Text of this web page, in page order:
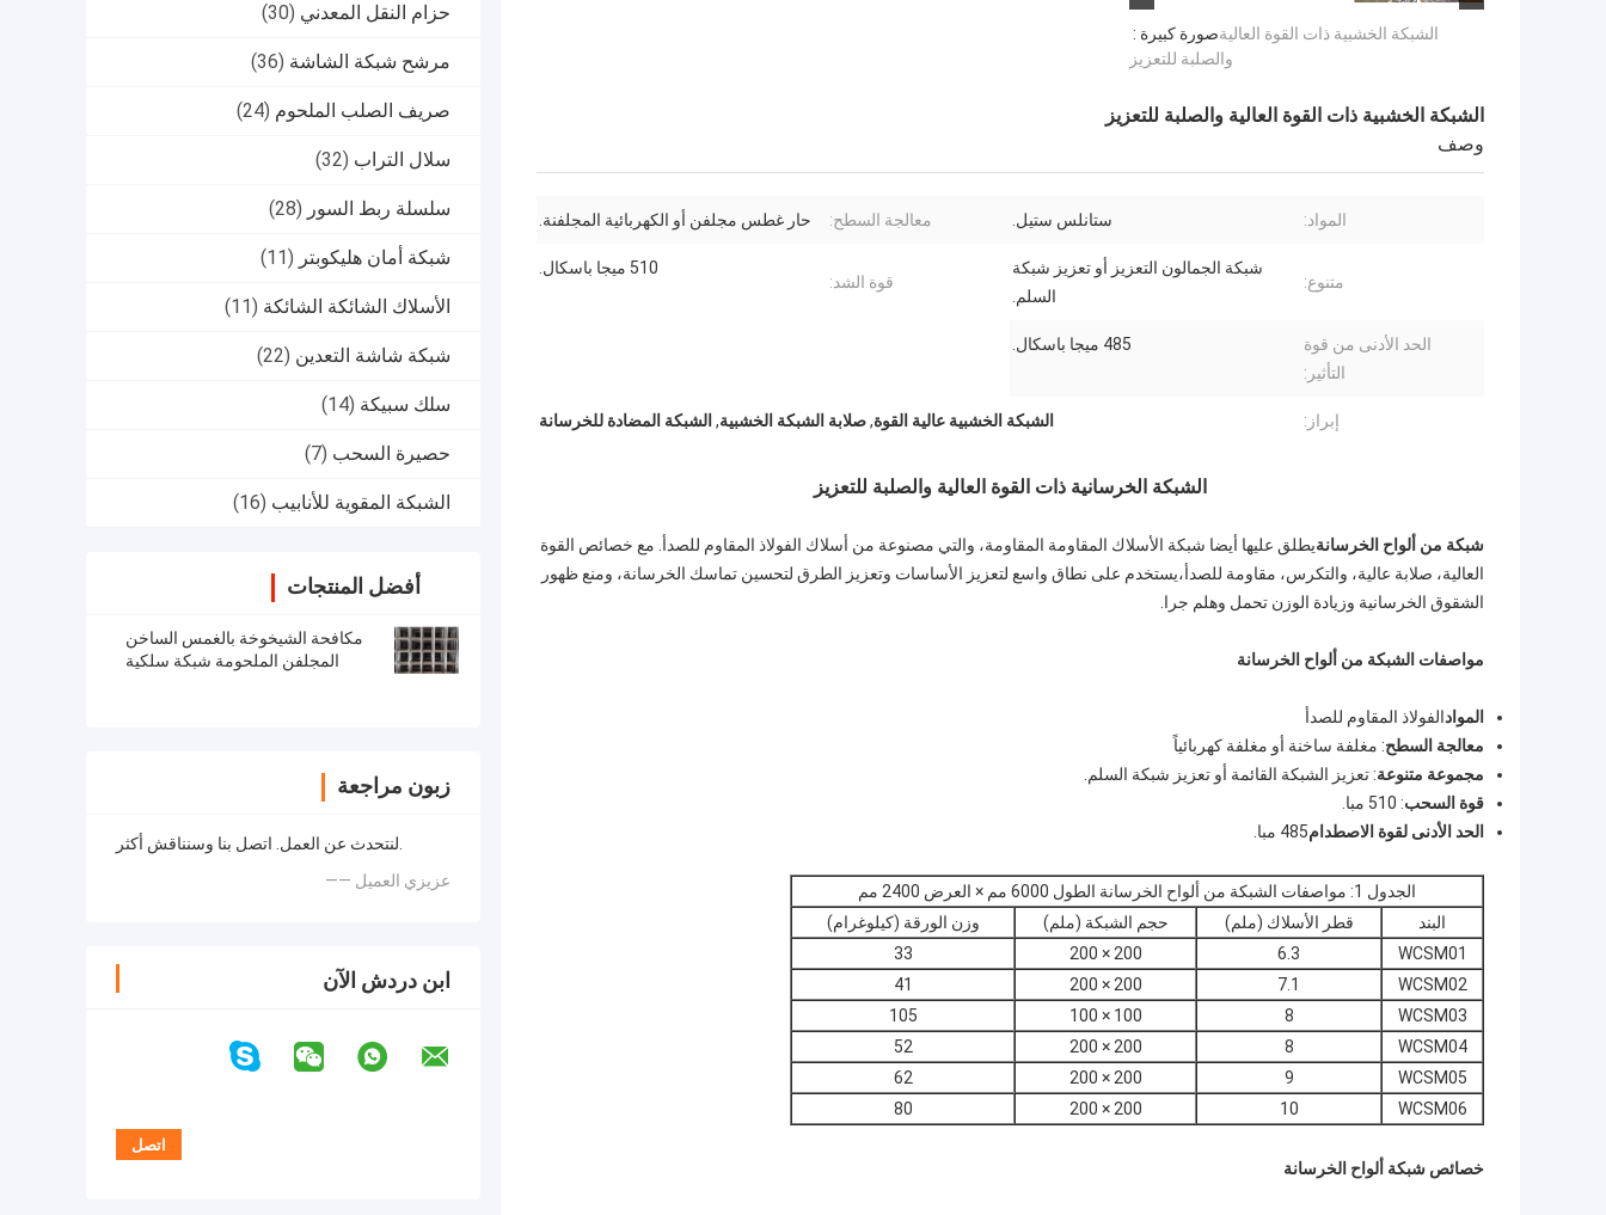
حزام النقل المعدني (30)
مرشح شبكة الشاشة (36)
صريف الصلب الملحوم (24)
سلال التراب (32)
سلسلة ربط السور (28)
شبكة أمان هليكوبتر (11)
الأسلاك الشائكة الشائكة (11)
شبكة شاشة التعدين (22)
سلك سبيكة (14)
حصيرة السحب (7)
الشبكة المقوية للأنابيب (16)
أفضل المنتجات
مكافحة الشيخوخة بالغمس الساخن
المجلفن الملحومة شبكة سلكية
زبون مراجعة
لنتحدث عن العمل. اتصل بنا وسنناقش أكثر.
—— عزيزي العميل
ابن دردش الآن
صورة كبيرة :الشبكة الخشبية ذات القوة العالية
والصلبة للتعزيز
الشبكة الخشبية ذات القوة العالية والصلبة للتعزيز
وصف
المواد: ستانلس ستيل. معالجة السطح: حار غطس مجلفن أو الكهربائية المجلفنة.
متنوع:
شبكة الجمالون التعزيز أو تعزيز شبكة
السلم.
قوة الشد:
510 ميجا باسكال.
الحد الأدنى من قوة
التأثير:
485 ميجا باسكال.
إبراز: الشبكة الخشبية عالية القوة,صلابة الشبكة الخشبية, الشبكة المضادة للخرسانة
الشبكة الخرسانية ذات القوة العالية والصلبة للتعزيز
شبكة من ألواح الخرسانةيطلق عليها أيضا شبكة الأسلاك المقاومة المقاومة، والتي مصنوعة من أسلاك الفولاذ المقاوم للصدأ. مع خصائص القوة
العالية، صلابة عالية، والتكرس، مقاومة للصدأ،يستخدم على نطاق واسع لتعزيز الأساسات وتعزيز الطرق لتحسين تماسك الخرسانة، ومنع ظهور
الشقوق الخرسانية وزيادة الوزن تحمل وهلم جرا.
مواصفات الشبكة من ألواح الخرسانة
الموادالفولاذ المقاوم للصدأ
معالجة السطح: مغلفة ساخنة أو مغلفة كهربائياً
مجموعة متنوعة: تعزيز الشبكة القائمة أو تعزيز شبكة السلم.
قوة السحب: 510 مبا.
الحد الأدنى لقوة الاصطدام485 مبا.
الجدول 1: مواصفات الشبكة من ألواح الخرسانة الطول 6000 مم × العرض 2400 مم
البند
قطر الأسلاك (ملم) حجم الشبكة (ملم)
وزن الورقة (كيلوغرام)
WCSM01
6.3
200 × 200
33
WCSM02
7.1
200 × 200
41
WCSM03
8
100 × 100
105
WCSM04
8
200 × 200
52
WCSM05
9
200 × 200
62
WCSM06
10
200 × 200
80
خصائص شبكة ألواح الخرسانة